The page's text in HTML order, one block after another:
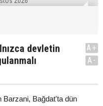
devletin
A+
A-
Barzani, Bağdat'ta dün